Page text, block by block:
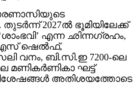
2027ല്‍ ഭൂമിയിലേക്ക്
എന്ന ഛിന്നഗ്രഹം,
ഐസ് ഷെല്‍ഫ്,
വനം, ബി.സി.ഇ 7200-ലെ
മണികര്‍ണികാ ഘട്ട്
അതിശയത്തോടെ